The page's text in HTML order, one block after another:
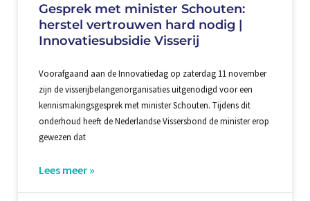
Gesprek met minister Schouten:
herstel vertrouwen hard nodig |
Innovatiesubsidie Visserij
Voorafgaand aan de Innovatiedag op zaterdag 11 november
zijn de visserijbelangenorganisaties uitgenodigd voor een
kennismakingsgesprek met minister Schouten. Tijdens dit
onderhoud heeft de Nederlandse Vissersbond de minister erop
gewezen dat
Lees meer »